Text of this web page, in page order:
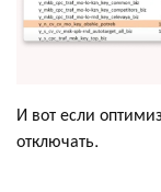
И вот если
отключать.